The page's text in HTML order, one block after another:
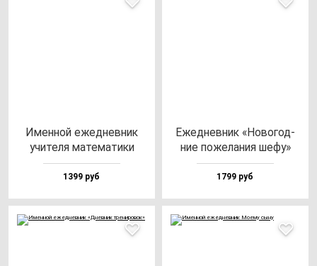
Имен­ной ежед­нев­ник
учи­те­ля ма­те­ма­ти­ки
1399 руб
Ежед­нев­ник «Ново­год­
ние по­же­ла­ния ше­фу»
1799 руб